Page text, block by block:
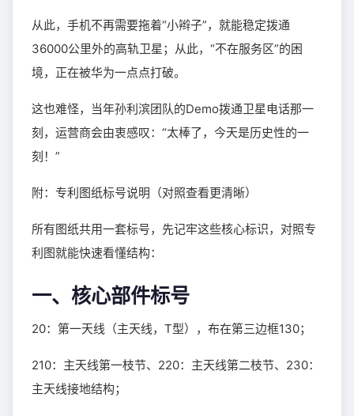
从此，手机不再需要拖着“小辫子”，就能稳定拨通
36000公里外的高轨卫星；从此，“不在服务区”的困
境，正在被华为一点点打破。
这也难怪，当年孙利滨团队的Demo拨通卫星电话那一
刻，运营商会由衷感叹：“太棒了，今天是历史性的一
刻！”
附：专利图纸标号说明（对照查看更清晰）
所有图纸共用一套标号，先记牢这些核心标识，对照专
利图就能快速看懂结构：
一、核心部件标号
20：第一天线（主天线，T型），布在第三边框130；
210：主天线第一枝节、220：主天线第二枝节、230：
主天线接地结构；